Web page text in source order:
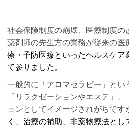
社会保険制度の崩壊、医療制度の
薬剤師の先生方の業務が従来の医
療・予防医療といったヘルスケア
て参りました。
一般的に「アロマセラピー」とい
「リラクゼーションやエステ」
ョンとしてイメージされがちです
く、治療の補助、非薬物療法とし